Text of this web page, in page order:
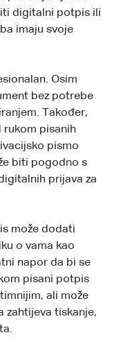
digitalni potpis ili
imaju svoje
Osim
bez potrebe
Također,
pisanih
pismo
biti pogodno s
prijava za
može dodati
o vama kao
napor da bi se
pisani potpis
ali može
zahtijeva tiskanje,